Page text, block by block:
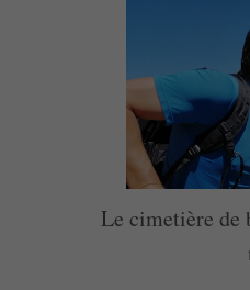
Le cimetière de